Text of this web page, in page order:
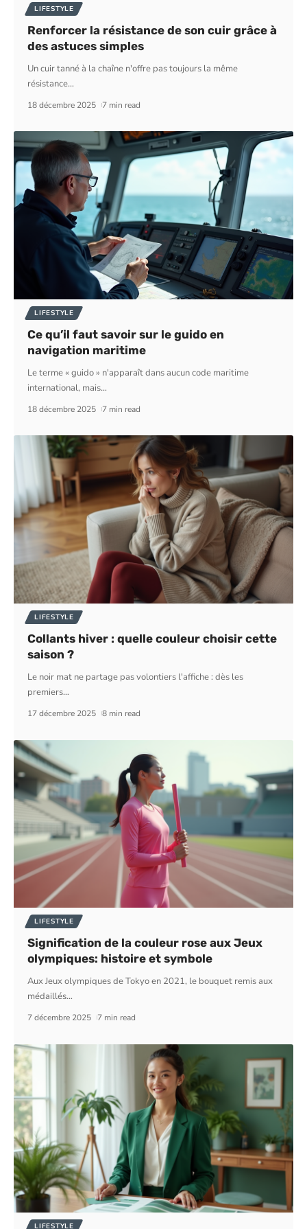
LIFESTYLE
Renforcer la résistance de son cuir grâce à
des astuces simples
Un cuir tanné à la chaîne n'offre pas toujours la même
résistance…
18 décembre 2025 7 min read
LIFESTYLE
Ce qu’il faut savoir sur le guido en
navigation maritime
Le terme « guido » n'apparaît dans aucun code maritime
international, mais…
18 décembre 2025 7 min read
LIFESTYLE
Collants hiver : quelle couleur choisir cette
saison ?
Le noir mat ne partage pas volontiers l'affiche : dès les
premiers…
17 décembre 2025 8 min read
LIFESTYLE
Signification de la couleur rose aux Jeux
olympiques: histoire et symbole
Aux Jeux olympiques de Tokyo en 2021, le bouquet remis aux
médaillés…
7 décembre 2025 7 min read
LIFESTYLE